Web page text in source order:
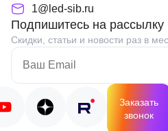
1@led-sib.ru
Подпишитесь на рассылку
Скидки, статьи и новости раз в
Заказать
звонок